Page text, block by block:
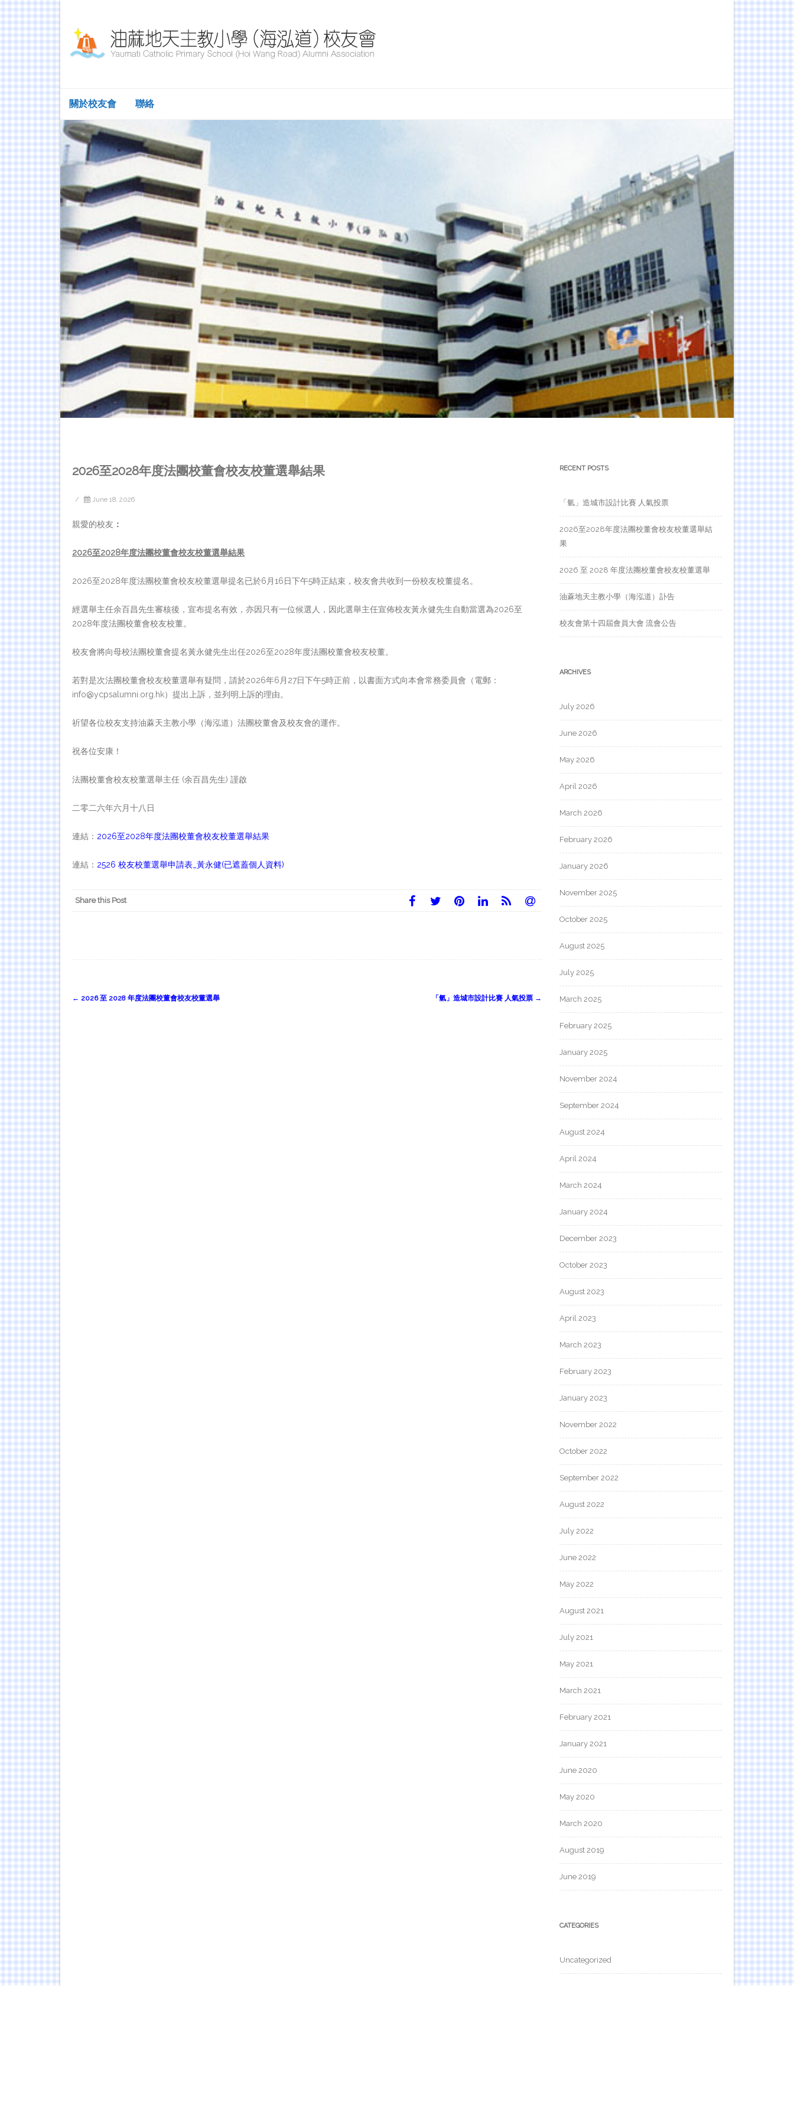
關於校友會 聯絡
2026至2028年度法團校董會校友校董選舉結果
/ June 18, 2026
親愛的校友 ：
2026至2028年度法團校董會校友校董選舉結果
2026至2028年度法團校董會校友校董選舉提名已於6月16日下午5時正結束，校友會共收到一份校友校董提名。
經選舉主任余百昌先生審核後，宣布提名有效，亦因只有一位候選人，因此選舉主任宣佈校友黃永健先生自動當選為2026至
2028年度法團校董會校友校董。
校友會將向母校法團校董會提名黃永健先生出任2026至2028年度法團校董會校友校董。
若對是次法團校董會校友校董選舉有疑問，請於2026年6月27日下午5時正前，以書面方式向本會常務委員會（電郵：
info@ycpsalumni.org.hk）提出上訴，並列明上訴的理由。
祈望各位校友支持油蔴天主教小學（海泓道）法團校董會及校友會的運作。
祝各位安康！
法團校董會校友校董選舉主任 (余百昌先生) 謹啟
二零二六年六月十八日
連結： 2026至2028年度法團校董會校友校董選舉結果
連結： 2526 校友校董選舉申請表_黃永健(已遮蓋個人資料)
Share this Post
Post
← 2026 至 2028 年度法團校董會校友校董選舉 「氫」造城市設計比賽 人氣投票 →
RECENT POSTS
「氫」造城市設計比賽 人氣投票
2026至2028年度法團校董會校友校董選舉結
果
2026 至 2028 年度法團校董會校友校董選舉
油蔴地天主教小學（海泓道）訃告
校友會第十四屆會員大會 流會公告
ARCHIVES
July 2026
June 2026
May 2026
April 2026
March 2026
February 2026
January 2026
November 2025
October 2025
August 2025
July 2025
March 2025
February 2025
January 2025
November 2024
September 2024
August 2024
April 2024
March 2024
January 2024
December 2023
October 2023
August 2023
April 2023
March 2023
February 2023
January 2023
November 2022
October 2022
September 2022
August 2022
July 2022
June 2022
May 2022
August 2021
July 2021
May 2021
March 2021
February 2021
January 2021
June 2020
May 2020
March 2020
August 2019
June 2019
CATEGORIES
Uncategorized